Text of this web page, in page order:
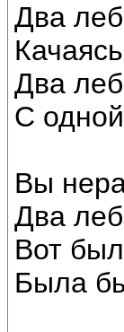
Два
Два
С
Вы
Два
Вот
Была